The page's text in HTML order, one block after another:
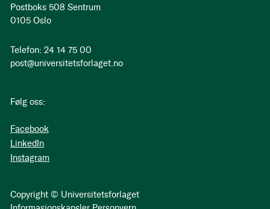
Postboks 508 Sentrum
0105 Oslo
Telefon: 24 14 75 00
post@universitetsforlaget.no
Følg oss:
Facebook
LinkedIn
Instagram
Copyright © Universitetsforlaget